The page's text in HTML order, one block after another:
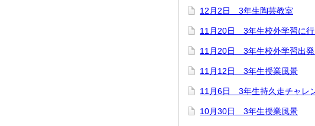
12月2日 3年生陶芸教室
11月20日 3年生校外学習に行
11月20日 3年生校外学習出発
11月12日 3年生授業風景
11月6日 3年生持久走チャレ
10月30日 3年生授業風景